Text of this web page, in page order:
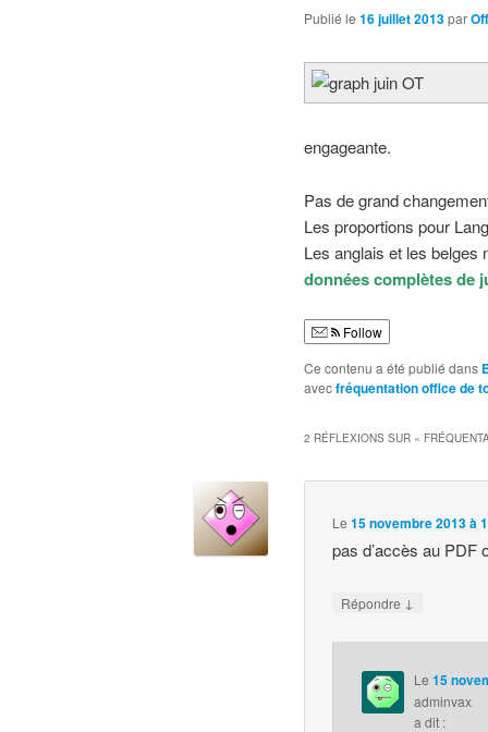
Publié le16 juillet 2013par
engageante.
Pas de grand
Les proportions pour
Les anglais et les belges
données complètes de
Follow
Ce contenu a été publié dans
avecfréquentation office de
2 RÉFLEXIONS SUR «
Le 15 novembre 2013 à
pas d’accès au PDF
Répondre ↓
Le15
adminvax
a dit :